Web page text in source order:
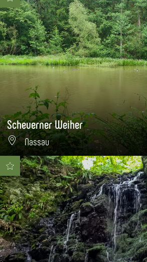
Scheuerner Weiher
Nassau